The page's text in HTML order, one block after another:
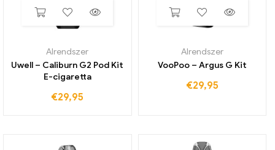
Alrendszer
Uwell – Caliburn G2 Pod Kit
E-cigaretta
€29,95
Alrendszer
VooPoo – Argus G Kit
€29,95